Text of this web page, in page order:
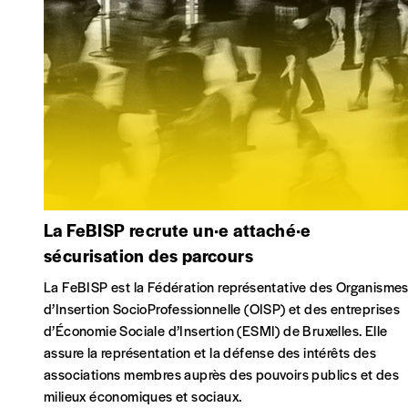
La FeBISP recrute un·e attaché·e
sécurisation des parcours
La FeBISP est la Fédération représentative des Organismes
d’Insertion SocioProfessionnelle (OISP) et des entreprises
d’Économie Sociale d’Insertion (ESMI) de Bruxelles. Elle
assure la représentation et la défense des intérêts des
associations membres auprès des pouvoirs publics et des
milieux économiques et sociaux.